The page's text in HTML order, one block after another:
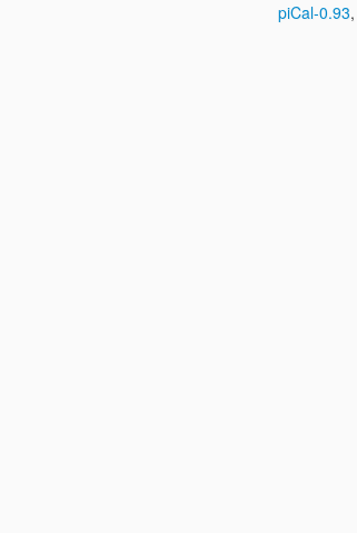
piCal-0.93,